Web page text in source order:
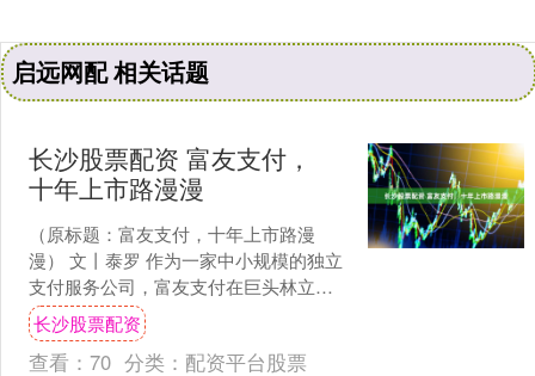
启远网配 相关话题
长沙股票配资 富友支付，
十年上市路漫漫
（原标题：富友支付，十年上市路漫
漫） 文丨泰罗 作为一家中小规模的独立
支付服务公司，富友支付在巨头林立的
行业里日子并不好过。从2015年开始在A
股的上市辅导，现....
长沙股票配资
查看： 70 分类： 配资平台股票